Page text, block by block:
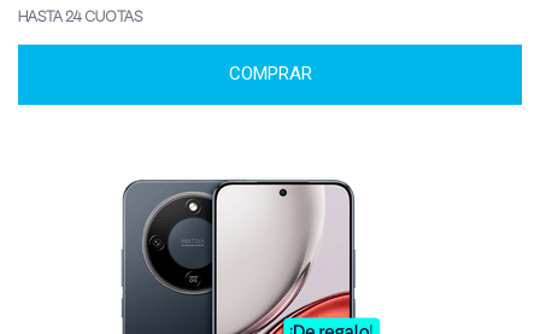
HASTA 24 CUOTAS
COMPRAR